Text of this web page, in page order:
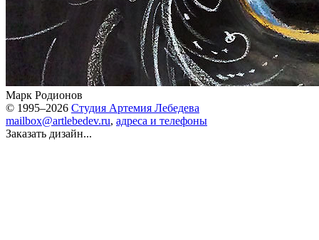
Марк Родионов
© 1995–2026 Студия Артемия Лебедева
mailbox@artlebedev.ru, адреса и телефоны
Заказать дизайн...